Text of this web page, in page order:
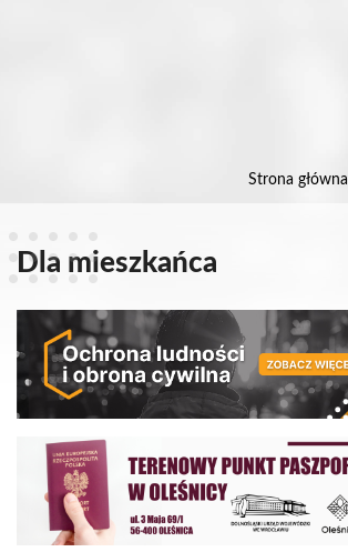
Strona główna
Dla mieszkańca